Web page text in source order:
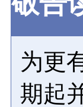
为更
期起